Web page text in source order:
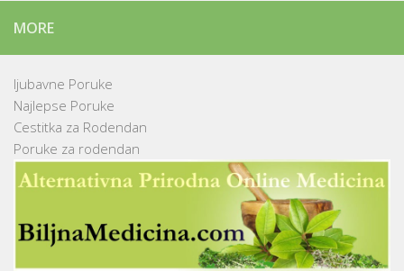
MORE
ljubavne Poruke
Najlepse Poruke
Cestitka za Rodendan
Poruke za rodendan